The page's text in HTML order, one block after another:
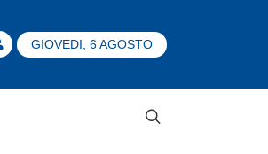
GIOVEDI, 6 AGOSTO